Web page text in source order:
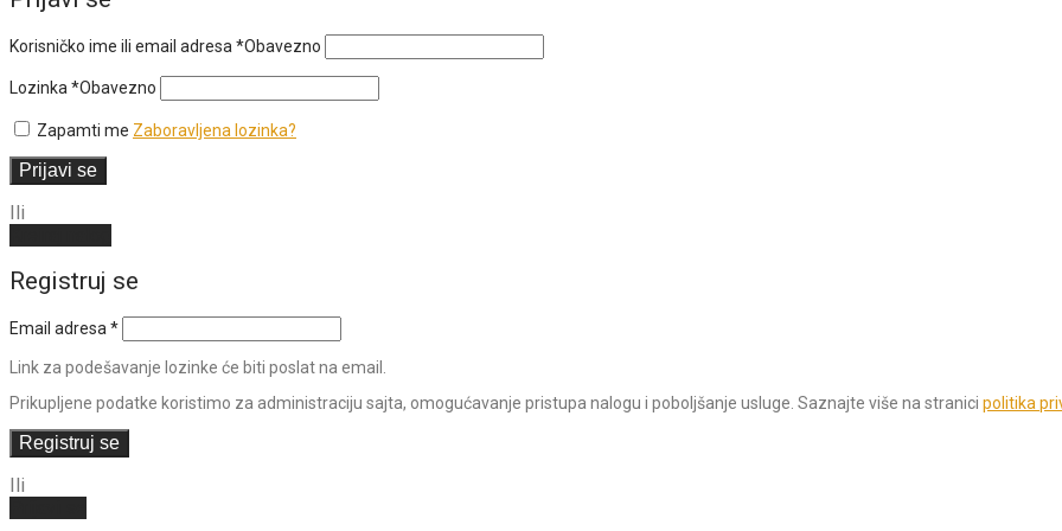
Korisničko ime ili email adresa *Obavezno
Lozinka *Obavezno
Zapamti me Zaboravljena lozinka?
Prijavi se
Ili
Registruj se
Email adresa *
Link za podešavanje lozinke će biti poslat na email.
Prikupljene podatke koristimo za administraciju sajta, omogućavanje pristupa nalogu i poboljšanje usluge. Saznajte više na stranici politika
Registruj se
Ili